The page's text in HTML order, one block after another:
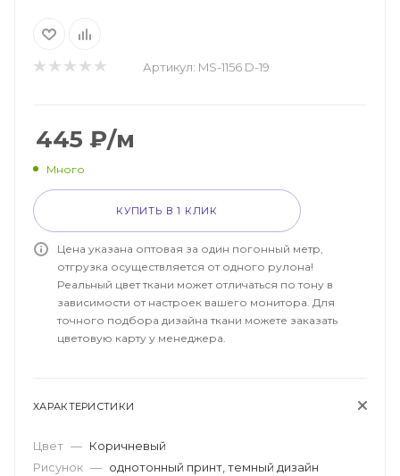
Артикул: MS-1156 D-19
445 ₽/м
Много
КУПИТЬ В 1 КЛИК
Цена указана оптовая за один погонный метр,
отгрузка осуществляется от одного рулона!
Реальный цвет ткани может отличаться по тону в
зависимости от настроек вашего монитора. Для
точного подбора дизайна ткани можете заказать
цветовую карту у менеджера.
ХАРАКТЕРИСТИКИ
Цвет — Коричневый
Рисунок — однотонный принт, темный дизайн